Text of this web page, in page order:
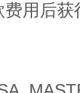
用后